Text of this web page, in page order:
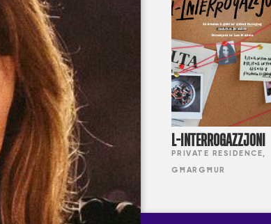
L-INTERROGAZZJONI
PRIVATE RESIDENCE,
GĦARGĦUR